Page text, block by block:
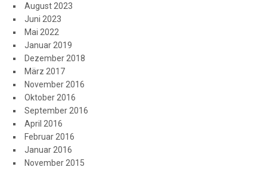
August 2023
Juni 2023
Mai 2022
Januar 2019
Dezember 2018
März 2017
November 2016
Oktober 2016
September 2016
April 2016
Februar 2016
Januar 2016
November 2015